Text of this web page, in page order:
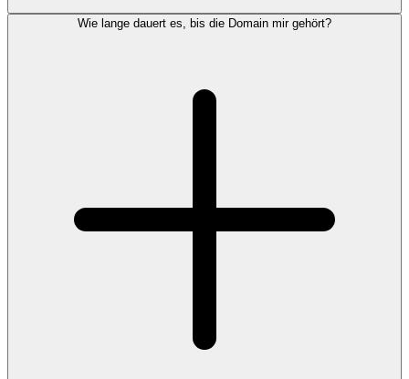
Wie lange dauert es, bis die Domain mir gehört?